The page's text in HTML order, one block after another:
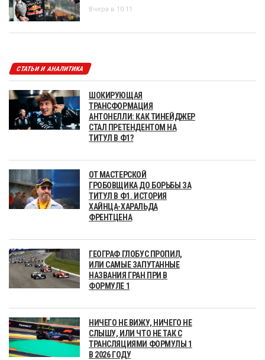
Вчера в 10:11
СТАТЬИ И АНАЛИТИКА
ШОКИРУЮЩАЯ
ТРАНСФОРМАЦИЯ
АНТОНЕЛЛИ: КАК ТИНЕЙДЖЕР
СТАЛ ПРЕТЕНДЕНТОМ НА
ТИТУЛ В Ф1?
ОТ МАСТЕРСКОЙ
ГРОБОВЩИКА ДО БОРЬБЫ ЗА
ТИТУЛ В Ф1. ИСТОРИЯ
ХАЙНЦА-ХАРАЛЬДА
ФРЕНТЦЕНА
ГЕОГРАФ ГЛОБУС ПРОПИЛ,
ИЛИ САМЫЕ ЗАПУТАННЫЕ
НАЗВАНИЯ ГРАН ПРИ В
ФОРМУЛЕ 1
НИЧЕГО НЕ ВИЖУ, НИЧЕГО НЕ
СЛЫШУ, ИЛИ ЧТО НЕ ТАК С
ТРАНСЛЯЦИЯМИ ФОРМУЛЫ 1
В 2026 ГОДУ